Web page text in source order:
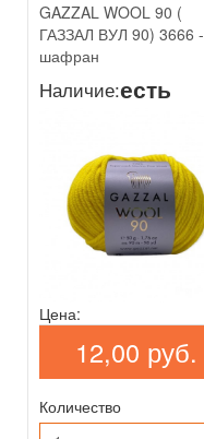
GAZZAL WOOL 90 (
ГАЗЗАЛ ВУЛ 90) 3666 -
шафран
Наличие:есть
Цена:
12,00 руб.
Количество